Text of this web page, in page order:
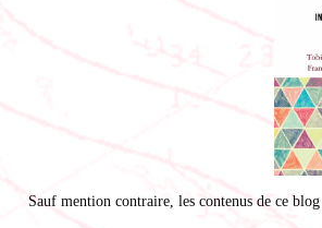
Sauf mention contraire, les contenus de ce blog